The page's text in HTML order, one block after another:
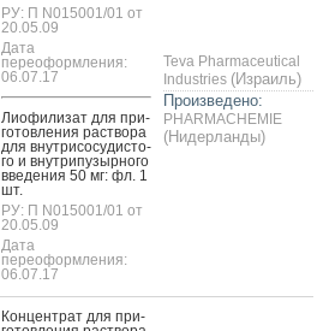
РУ: П N015001/01 от
20.05.09
Дата
переоформления:
06.07.17
Ли­офи­лизат для при­
готов­ле­ния рас­тво­ра
для внут­ри­сосу­дис­то­
го и внут­ри­пузыр­но­го
вве­дения 50 мг: фл. 1
шт.
РУ: П N015001/01 от
20.05.09
Дата
переоформления:
06.07.17
Teva Pharmaceutical
Industries (Израиль)
Произведено:
PHARMACHEMIE
(Нидерланды)
Кон­цен­трат для при­